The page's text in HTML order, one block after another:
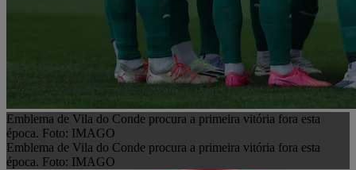
Emblema de Vila do Conde procura a primeira vitória fora esta
época. Foto: IMAGO
Emblema de Vila do Conde procura a primeira vitória fora esta
época. Foto: IMAGO